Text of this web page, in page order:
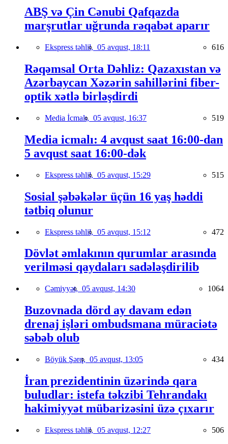
ABŞ və Çin Cənubi Qafqazda
marşrutlar uğrunda rəqabət aparır
Ekspress təhlil, 05 avqust, 18:11 616
Rəqəmsal Orta Dəhliz: Qazaxıstan və
Azərbaycan Xəzərin sahillərini fiber-
optik xətlə birləşdirdi
Media İcmalı, 05 avqust, 16:37 519
Media icmalı: 4 avqust saat 16:00-dan
5 avqust saat 16:00-dək
Ekspress təhlil, 05 avqust, 15:29 515
Sosial şəbəkələr üçün 16 yaş həddi
tətbiq olunur
Ekspress təhlil, 05 avqust, 15:12 472
Dövlət əmlakının qurumlar arasında
verilməsi qaydaları sadələşdirilib
Cəmiyyət, 05 avqust, 14:30 1064
Buzovnada dörd ay davam edən
drenaj işləri ombudsmana müraciətə
səbəb olub
Böyük Şərq, 05 avqust, 13:05 434
İran prezidentinin üzərində qara
buludlar: istefa təkzibi Tehrandakı
hakimiyyət mübarizəsini üzə çıxarır
Ekspress təhlil, 05 avqust, 12:27 506